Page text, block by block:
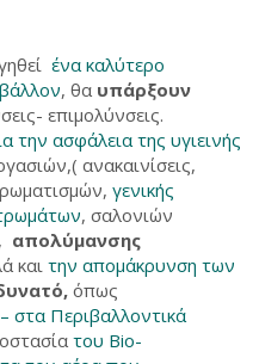
ένα καλύτερο
, θα υπάρξουν
επιμολύνσεις.
την ασφάλεια της υγιεινής
ανακαινίσεις,
γενικής
, σαλονιών
, απολύμανσης
και την απομάκρυνση των
όπως
– στα Περιβαλλοντικά
του Bio-